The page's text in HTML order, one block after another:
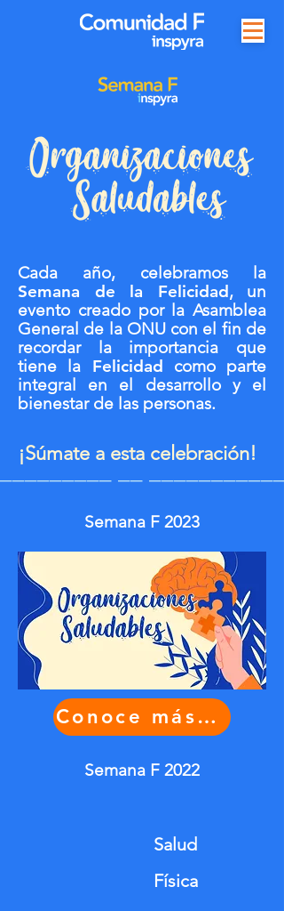
Cada año, celebramos la
Semana de la Felicidad, un
evento creado por la Asamblea
General de la ONU con el fin de
recordar la importancia que
tiene la Felicidad como parte
integral en el desarrollo y el
bienestar de las personas.
¡Súmate a esta celebración!
_________ __
Semana F 2023
Conoce más aquí
Semana F 2022
Salud
Física